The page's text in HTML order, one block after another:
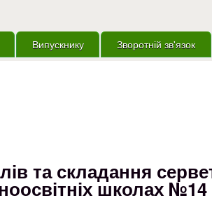
Випускнику Зворотній зв'язок
та складання
школах